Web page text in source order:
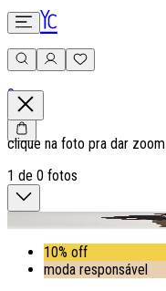
0
clique na foto pra dar zoom
1 de 0 fotos
10% off
moda responsável